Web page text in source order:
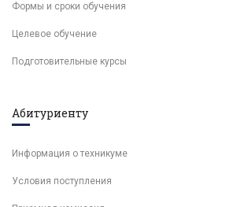
Формы и сроки обучения
Целевое обучение
Подготовительные курсы
Абитуриенту
Информация о техникуме
Условия поступления